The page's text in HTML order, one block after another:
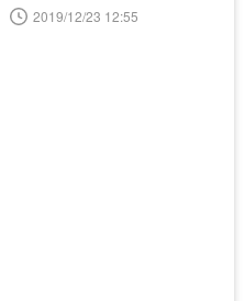
2019/12/23 12:55